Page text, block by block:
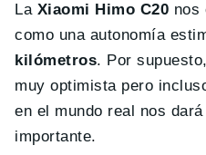
La Xiaomi Himo C20 nos
como una autonomía
kilómetros. Por
muy optimista pero
en el mundo real nos
importante.